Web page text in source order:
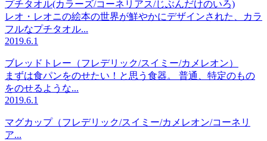
プチタオル(カラーズ/コーネリアス/じぶんだけのいろ)
レオ・レオニの絵本の世界が鮮やかにデザインされた、カラ
フルなプチタオル...
2019.6.1
ブレッドトレー（フレデリック/スイミー/カメレオン）
まずは食パンをのせたい！と思う食器。 普通、特定のもの
をのせるような...
2019.6.1
マグカップ（フレデリック/スイミー/カメレオン/コーネリ
ア...